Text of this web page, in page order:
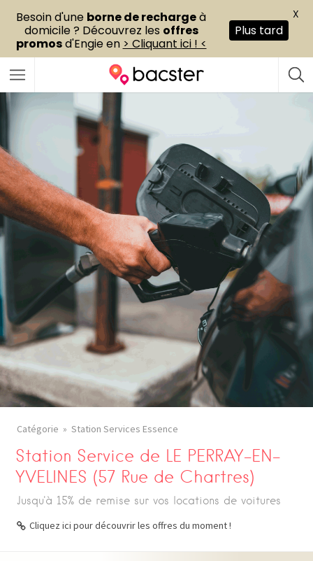
Catégorie Station Services Essence
Station Service de LE PERRAY-EN-
YVELINES (57 Rue de Chartres)
Jusqu'à 15% de remise sur vos locations de voitures
Cliquez ici pour découvrir les offres du moment !
Besoin d'une borne de rechargeà
domicile ? Découvrez les offres
promosd'Engie en > Cliquant ici ! <
Plus tard
X